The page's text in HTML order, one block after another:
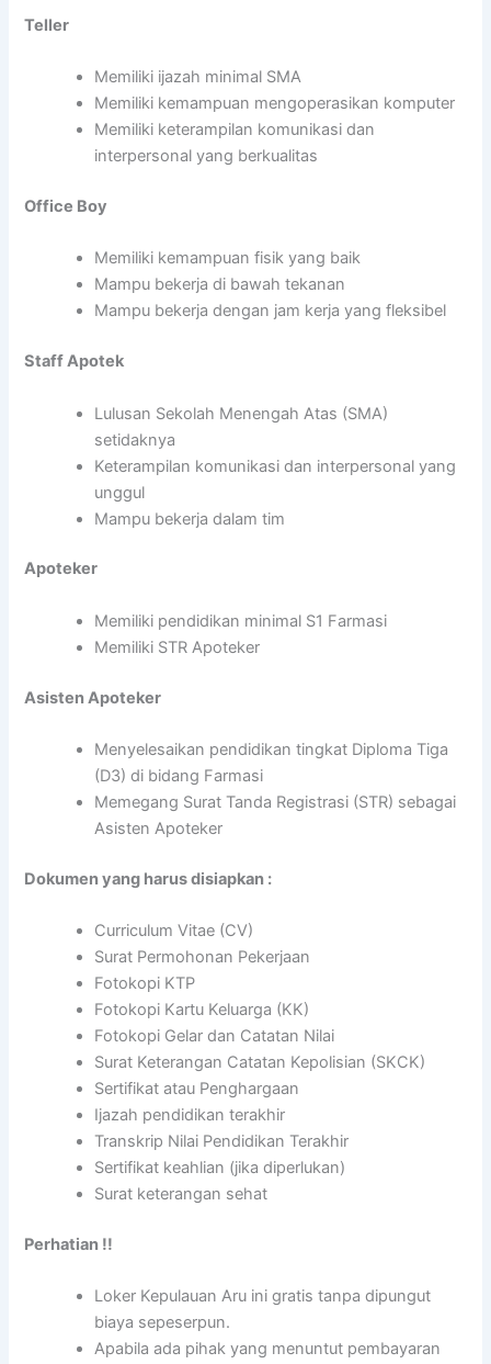
Teller
Memiliki ijazah minimal SMA
Memiliki kemampuan mengoperasikan komputer
Memiliki keterampilan komunikasi dan
interpersonal yang berkualitas
Office Boy
Memiliki kemampuan fisik yang baik
Mampu bekerja di bawah tekanan
Mampu bekerja dengan jam kerja yang fleksibel
Staff Apotek
Lulusan Sekolah Menengah Atas (SMA)
setidaknya
Keterampilan komunikasi dan interpersonal yang
unggul
Mampu bekerja dalam tim
Apoteker
Memiliki pendidikan minimal S1 Farmasi
Memiliki STR Apoteker
Asisten Apoteker
Menyelesaikan pendidikan tingkat Diploma Tiga
(D3) di bidang Farmasi
Memegang Surat Tanda Registrasi (STR) sebagai
Asisten Apoteker
Dokumen yang harus disiapkan :
Curriculum Vitae (CV)
Surat Permohonan Pekerjaan
Fotokopi KTP
Fotokopi Kartu Keluarga (KK)
Fotokopi Gelar dan Catatan Nilai
Surat Keterangan Catatan Kepolisian (SKCK)
Sertifikat atau Penghargaan
Ijazah pendidikan terakhir
Transkrip Nilai Pendidikan Terakhir
Sertifikat keahlian (jika diperlukan)
Surat keterangan sehat
Perhatian !!
Loker Kepulauan Aru ini gratis tanpa dipungut
biaya sepeserpun.
Apabila ada pihak yang menuntut pembayaran